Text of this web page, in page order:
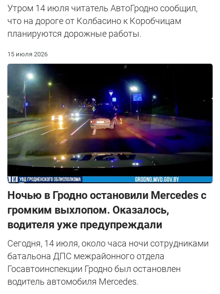
Утром 14 июля читатель АвтоГродно сообщил,
что на дороге от Колбасино к Коробчицам
планируются дорожные работы.
15 июля 2026
Ночью в Гродно остановили Mercedes с
громким выхлопом. Оказалось,
водителя уже предупреждали
Сегодня, 14 июля, около часа ночи сотрудниками
батальона ДПС межрайонного отдела
Госавтоинспекции Гродно был остановлен
водитель автомобиля Mercedes.